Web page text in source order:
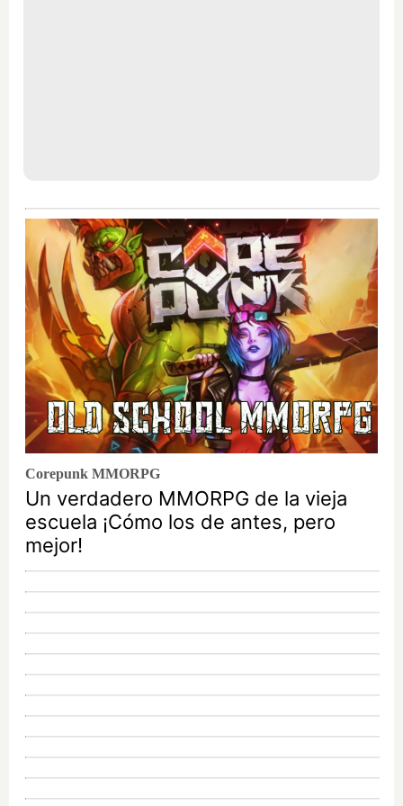
Corepunk MMORPG
Un verdadero MMORPG de la vieja
escuela ¡Cómo los de antes, pero
mejor!